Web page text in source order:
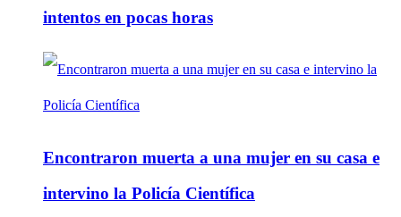
intentos en pocas horas
Encontraron muerta a una mujer en su casa e
intervino la Policía Científica